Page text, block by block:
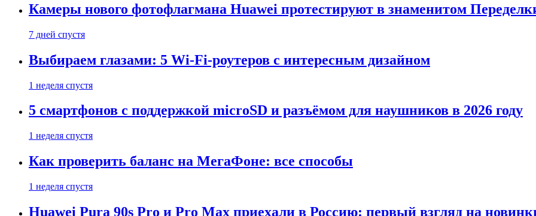
Камеры нового фотофлагмана Huawei протестируют в знаменитом
7 дней спустя
Выбираем глазами: 5 Wi-Fi-роутеров с интересным дизайном
1 неделя спустя
5 смартфонов с поддержкой microSD и разъёмом для наушников в 2026 году
1 неделя спустя
Как проверить баланс на МегаФоне: все способы
1 неделя спустя
Huawei Pura 90s Pro и Pro Max приехали в Россию: первый взгляд на